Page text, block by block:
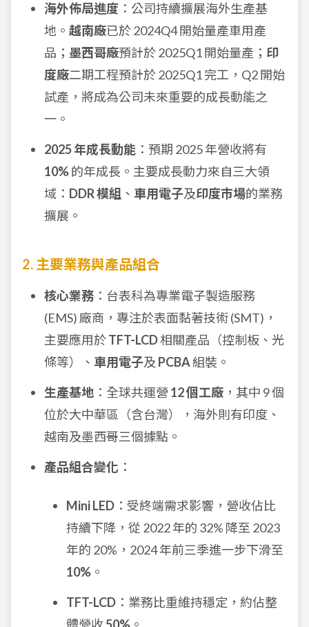
海外佈局進度 ：公司持續擴展海外生產基
地。 越南廠已於 2024Q4 開始量產車用產
品； 墨西哥廠預計於 2025Q1 開始量產； 印
度廠二期工程預計於 2025Q1 完工，Q2 開始
試產，將成為公司未來重要的成長動能之
一。
2025 年成長動能 ：預期 2025 年營收將有
10%的年成長。主要成長動力來自三大領
域： DDR 模組 、 車用電子及印度市場的業務
擴展。
2. 主要業務與產品組合
核心業務 ：台表科為專業電子製造服務
(EMS) 廠商，專注於表面黏著技術 (SMT)，
主要應用於TFT-LCD相關產品（控制板、光
條等）、 車用電子及 PCBA組裝。
生產基地 ：全球共運營 12 個工廠 ，其中 9 個
位於大中華區（含台灣），海外則有印度、
越南及墨西哥三個據點。
產品組合變化 ：
Mini LED ：受終端需求影響，營收佔比
持續下降，從 2022 年的 32% 降至 2023
年的 20%，2024 年前三季進一步下滑至
10% 。
TFT-LCD ：業務比重維持穩定，約佔整